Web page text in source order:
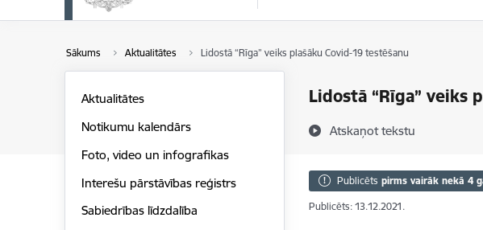
Sākums Aktualitātes Lidostā “Rīga” veiks plašāku Covid-19 testēšanu
Lidostā “Rīga” veiks
Atskaņot tekstu
Aktualitātes
Notikumu kalendārs
Foto, video un infografikas
Interešu pārstāvības reģistrs
Sabiedrības līdzdalība
Publicēts pirms vairāk nekā 4
Publicēts: 13.12.2021.